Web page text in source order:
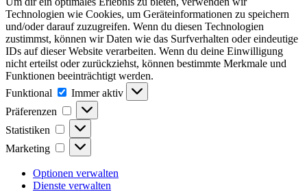
Technologien wie Cookies, um Geräteinformationen zu speichern
und/oder darauf zuzugreifen. Wenn du diesen Technologien
zustimmst, können wir Daten wie das Surfverhalten oder eindeutige
IDs auf dieser Website verarbeiten. Wenn du deine Einwilligung
nicht erteilst oder zurückziehst, können bestimmte Merkmale und
Funktionen beeinträchtigt werden.
Funktional
Funktional
Immer aktiv
Präferenzen
Präferenzen
Statistiken Statistiken
Marketing Marketing
Optionen verwalten
Dienste verwalten